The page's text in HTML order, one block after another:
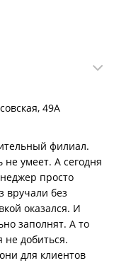
49А
филиал.
не умеет. А сегодня
просто
вручали без
оказался. И
заполнят. А то
добиться.
для клиентов